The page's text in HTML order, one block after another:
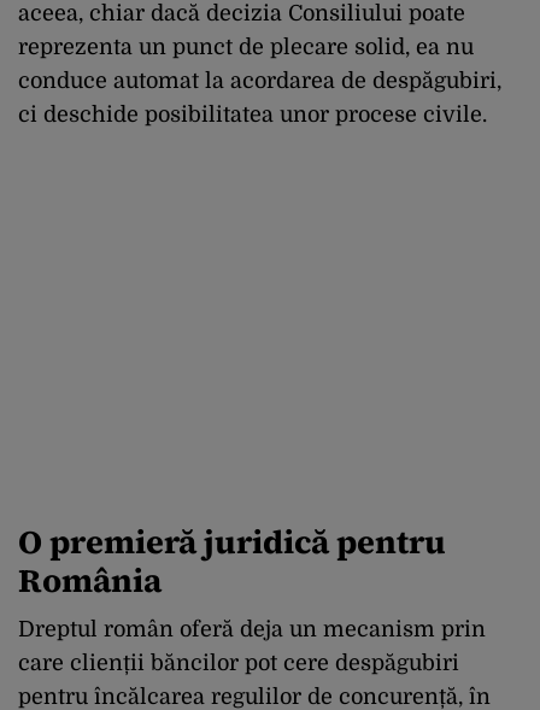
aceea, chiar dacă decizia Consiliului poate
reprezenta un punct de plecare solid, ea nu
conduce automat la acordarea de despăgubiri,
ci deschide posibilitatea unor procese civile.
O premieră juridică pentru
România
Dreptul român oferă deja un mecanism prin
care clienții băncilor pot cere despăgubiri
pentru încălcarea regulilor de concurență, în